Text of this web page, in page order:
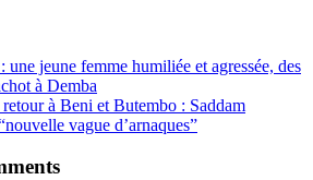
une jeune femme humiliée et agressée, des
à Demba
à Beni et Butembo : Saddam
vague d’arnaques”